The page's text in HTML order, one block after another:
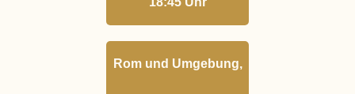
Rom und Umgebung,